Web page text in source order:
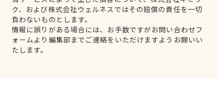
ク、および株式会社ウェルネスではその賠償の責任を一切
負わないものとします。
情報に誤りがある場合には、お手数ですがお問い合わせフ
ォームより編集部までご連絡をいただけますようお願いい
たします。